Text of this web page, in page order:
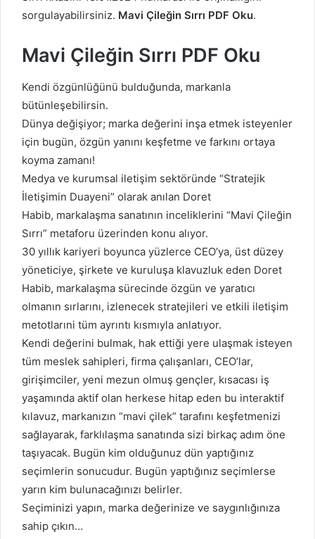
sorgulayabilirsiniz. Mavi Çileğin Sırrı PDF Oku.
Mavi Çileğin Sırrı PDF Oku
Kendi özgünlüğünü bulduğunda, markanla
bütünleşebilirsin.
Dünya değişiyor; marka değerini inşa etmek isteyenler
için bugün, özgün yanını keşfetme ve farkını ortaya
koyma zamanı!
Medya ve kurumsal iletişim sektöründe “Stratejik
İletişimin Duayeni” olarak anılan Doret
Habib, markalaşma sanatının inceliklerini “Mavi Çileğin
Sırrı” metaforu üzerinden konu alıyor.
30 yıllık kariyeri boyunca yüzlerce CEO’ya, üst düzey
yöneticiye, şirkete ve kuruluşa klavuzluk eden Doret
Habib, markalaşma sürecinde özgün ve yaratıcı
olmanın sırlarını, izlenecek stratejileri ve etkili iletişim
metotlarıni tüm ayrıntı kısmıyla anlatıyor.
Kendi değerini bulmak, hak ettiği yere ulaşmak isteyen
tüm meslek sahipleri, firma çalışanları, CEO’lar,
girişimciler, yeni mezun olmuş gençler, kısacası iş
yaşamında aktif olan herkese hitap eden bu interaktif
kılavuz, markanızın “mavi çilek” tarafını keşfetmenizi
sağlayarak, farklılaşma sanatında sizi birkaç adım öne
taşıyacak. Bugün kim olduğunuz dün yaptığınız
seçimlerin sonucudur. Bugün yaptığınız seçimlerse
yarın kim bulunacağınızı belirler.
Seçiminizi yapın, marka değerinize ve saygınlığınıza
sahip çıkın…